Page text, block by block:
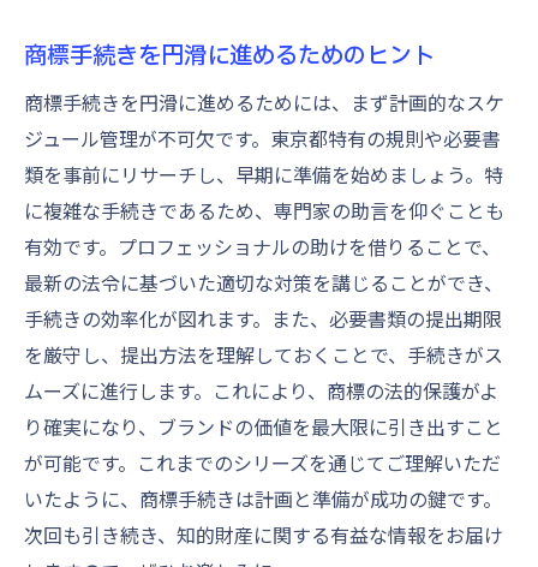
商標手続きを円滑に進めるためのヒント
商標手続きを円滑に進めるためには、まず計画的なスケ
ジュール管理が不可欠です。東京都特有の規則や必要書
類を事前にリサーチし、早期に準備を始めましょう。特
に複雑な手続きであるため、専門家の助言を仰ぐことも
有効です。プロフェッショナルの助けを借りることで、
最新の法令に基づいた適切な対策を講じることができ、
手続きの効率化が図れます。また、必要書類の提出期限
を厳守し、提出方法を理解しておくことで、手続きがス
ムーズに進行します。これにより、商標の法的保護がよ
り確実になり、ブランドの価値を最大限に引き出すこと
が可能です。これまでのシリーズを通じてご理解いただ
いたように、商標手続きは計画と準備が成功の鍵です。
次回も引き続き、知的財産に関する有益な情報をお届け